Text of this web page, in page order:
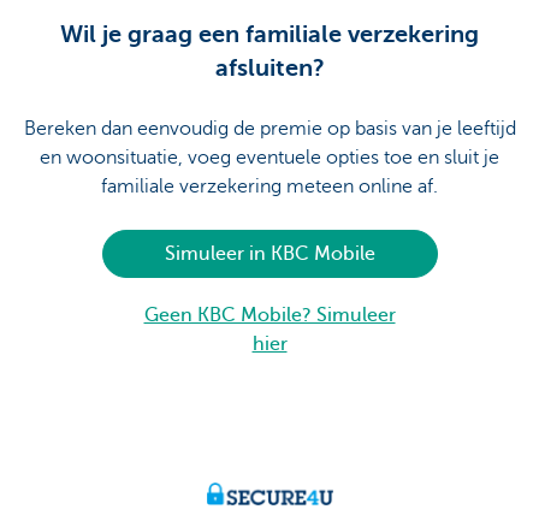
Wil je graag een familiale verzekering
afsluiten?
Bereken dan eenvoudig de premie op basis van je leeftijd
en woonsituatie, voeg eventuele opties toe en sluit je
familiale verzekering meteen online af.
Simuleer in KBC Mobile
Geen KBC Mobile? Simuleer
hier